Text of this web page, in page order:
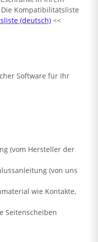
Kompatibilitätsliste
(deutsch) <<
Software für Ihr
(vom Hersteller der
(von uns
wie Kontakte,
Seitenscheiben